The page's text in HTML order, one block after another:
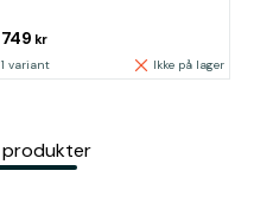
749 kr
1 variant Ikke på lager
produkter